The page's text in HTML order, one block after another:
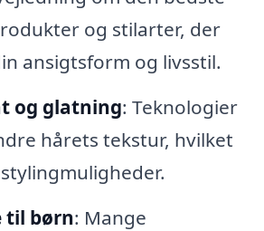
og stilarter, der
ansigtsform og livsstil.
og glatning: Teknologier
hårets tekstur, hvilket
til børn: Mange